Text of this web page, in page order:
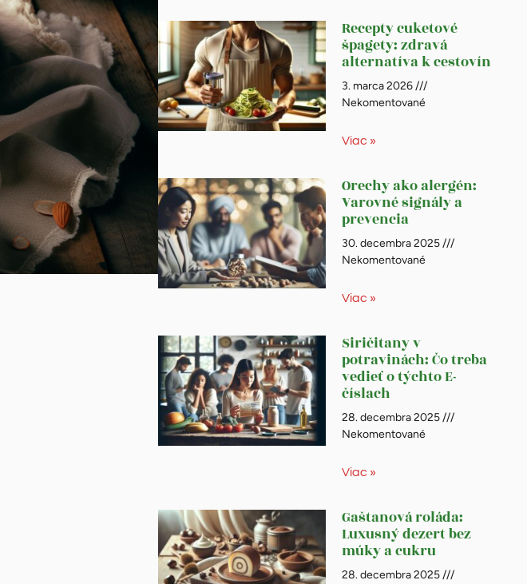
Recepty cuketové
špagety: zdravá
alternatíva k cestovín
3. marca 2026
Nekomentované
Viac »
Orechy ako alergén:
Varovné signály a
prevencia
30. decembra 2025
Nekomentované
Viac »
Siričitany v
potravinách: Čo treba
vedieť o týchto E-
číslach
28. decembra 2025
Nekomentované
Viac »
Gaštanová roláda:
Luxusný dezert bez
múky a cukru
28. decembra 2025